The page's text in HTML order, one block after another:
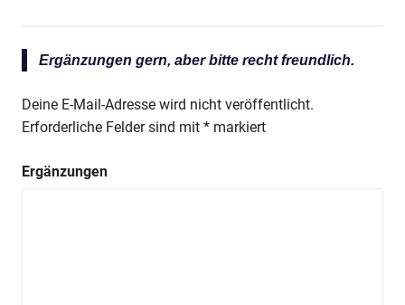
Ergänzungen gern, aber bitte recht freundlich.
Deine E-Mail-Adresse wird nicht veröffentlicht.
Erforderliche Felder sind mit * markiert
Ergänzungen